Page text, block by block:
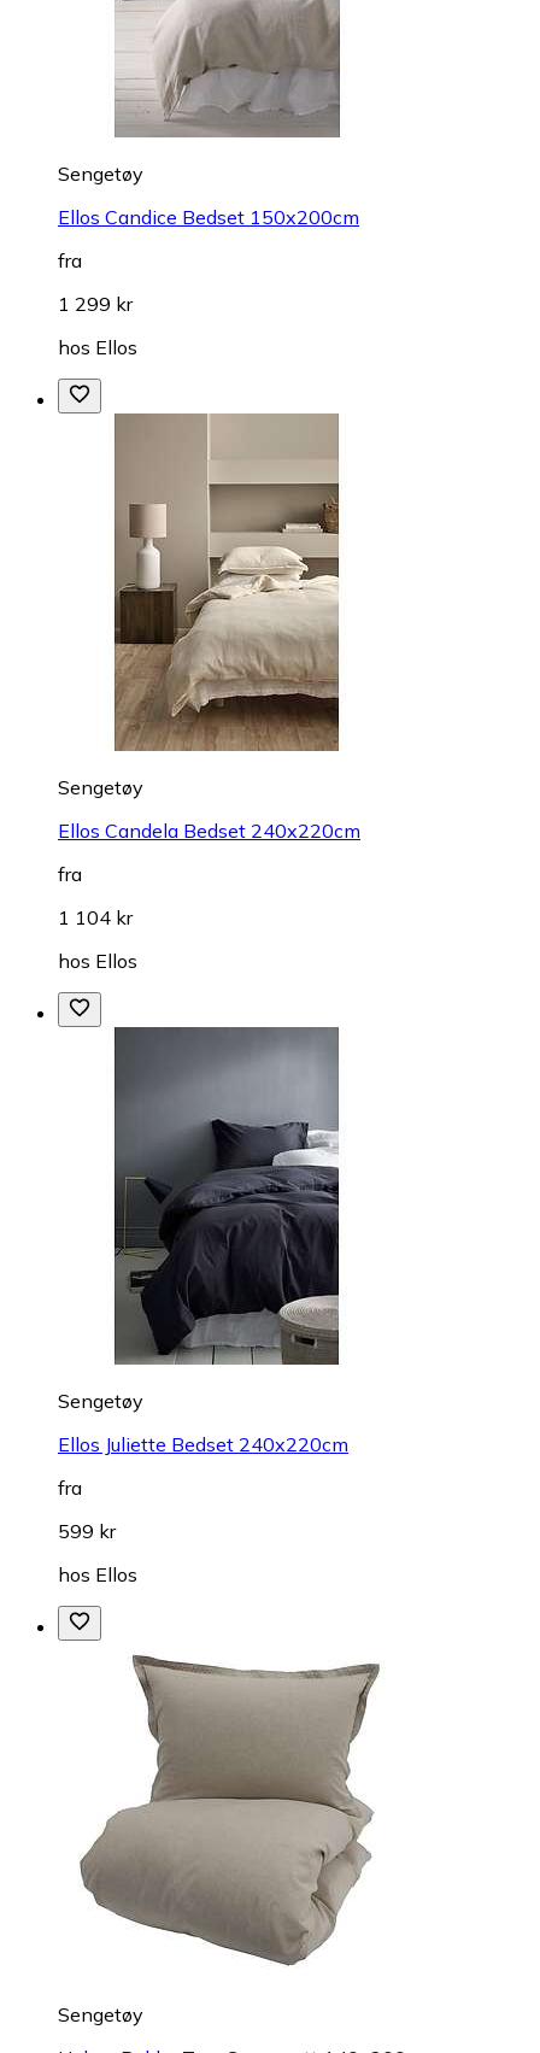
Sengetøy
Ellos Candice Bedset 150x200cm
fra
1 299 kr
hos Ellos
Sengetøy
Ellos Candela Bedset 240x220cm
fra
1 104 kr
hos Ellos
Sengetøy
Ellos Juliette Bedset 240x220cm
fra
599 kr
hos Ellos
Sengetøy